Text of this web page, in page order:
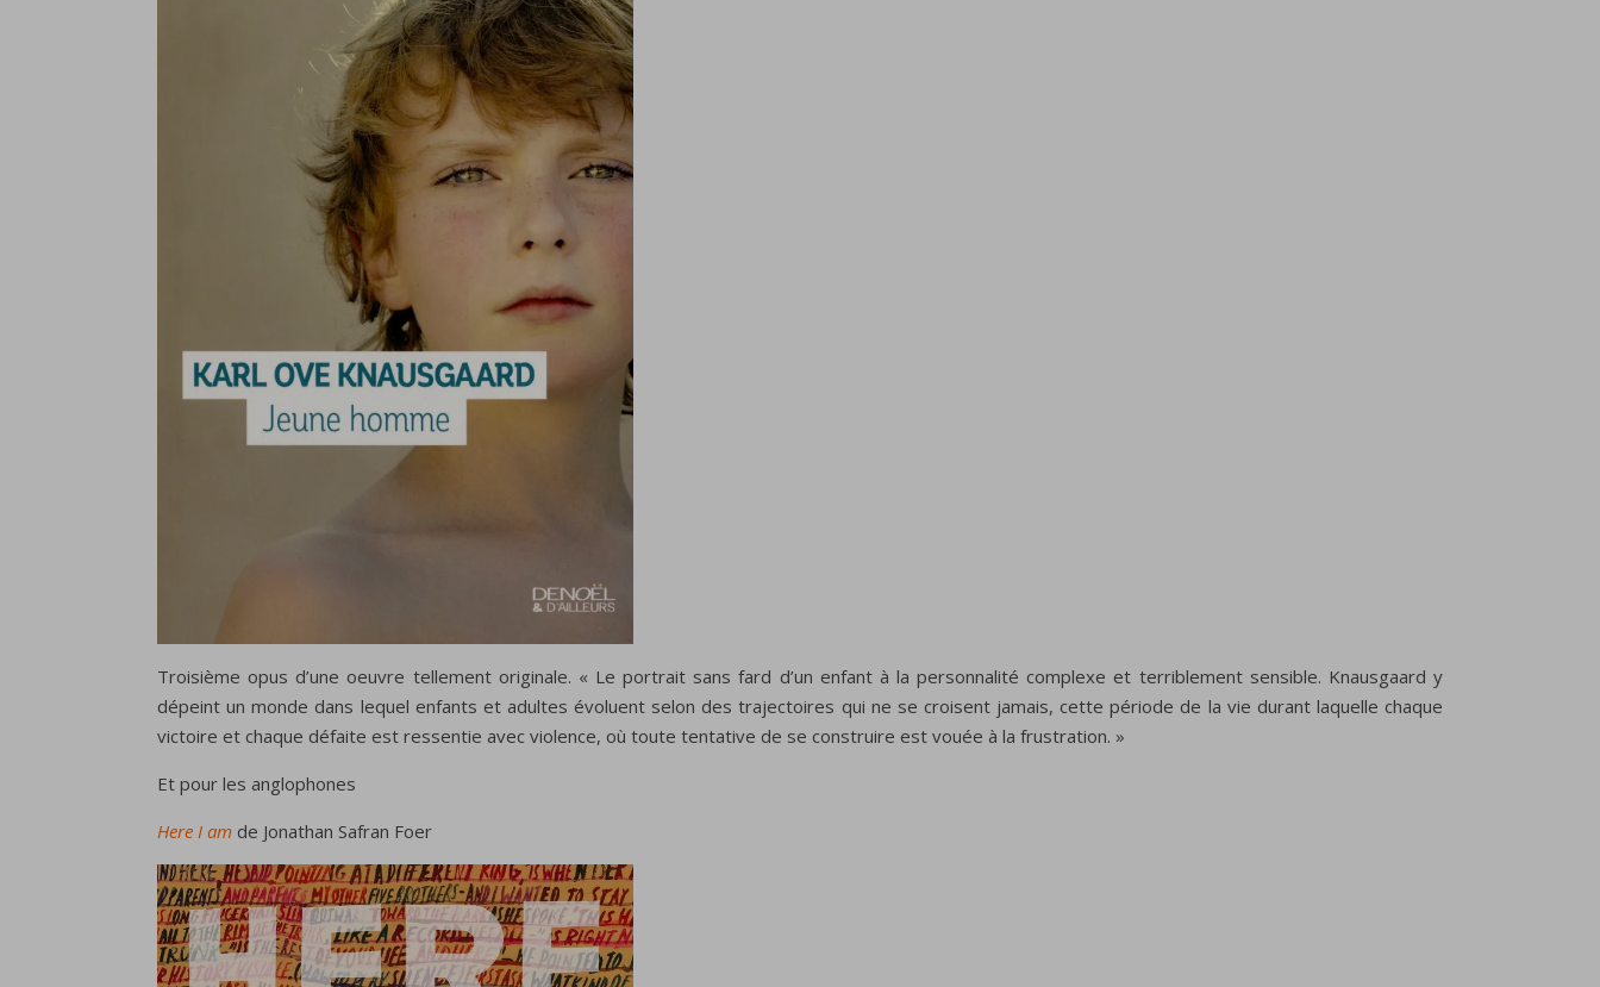
Troisième opus d’une oeuvre tellement originale. « Le portrait sans fard d’un enfant à la personnalité complexe et terriblement sensible. Knausgaard y
dépeint un monde dans lequel enfants et adultes évoluent selon des trajectoires qui ne se croisent jamais, cette période de la vie durant laquelle chaque
victoire et chaque défaite est ressentie avec violence, où toute tentative de se construire est vouée à la frustration. »
Et pour les anglophones
Here I am de Jonathan Safran Foer